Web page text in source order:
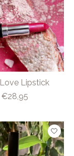
Lipstick
€28,95